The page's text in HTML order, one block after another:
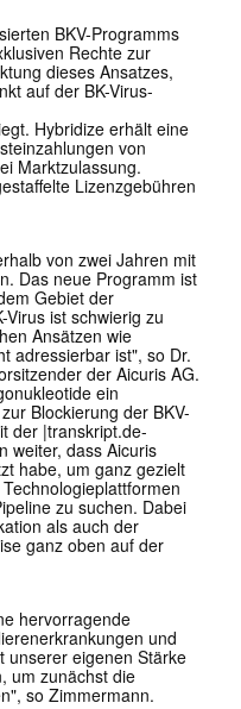
BKV-Programms
Rechte zur
dieses Ansatzes,
auf der BK-Virus-
Hybridize erhält eine
von
Marktzulassung.
Lizenzgebühren
von zwei Jahren mit
Das neue Programm ist
Gebiet der
ist schwierig zu
Ansätzen wie
adressierbar ist", so Dr.
der Aicuris AG.
ein
Blockierung der BKV-
der |transkript.de-
weiter, dass Aicuris
habe, um ganz gezielt
zu suchen. Dabei
als auch der
ganz oben auf der
hervorragende
und
unserer eigenen Stärke
um zunächst die
so Zimmermann.